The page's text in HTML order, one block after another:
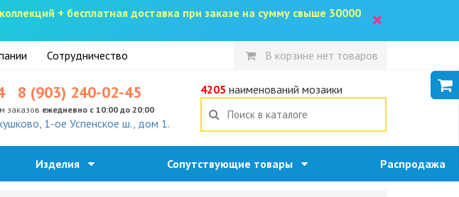
+ бесплатная доставка при заказе на сумму свыше 30000
×
Сотрудничество В корзине нет товаров
8 (903) 240-02-45
заказов ежедневно с 10:00 до 20:00
1-ое Успенское ш., дом 1.
4205 наименований мозаики
Изделия Сопутствующие товары Распродажа